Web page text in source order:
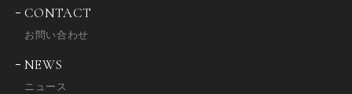
CONTACT
お問い合わせ
NEWS
ニュース